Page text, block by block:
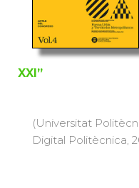
XXI”
(Universitat
Digital Politècnica,